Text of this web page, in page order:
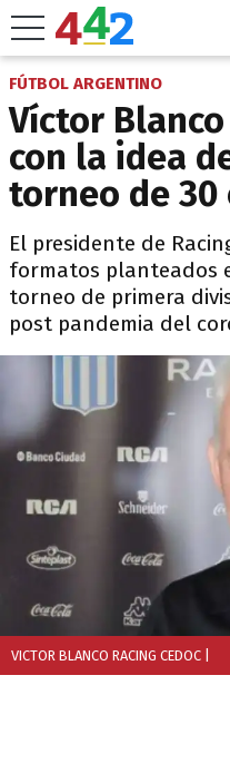
FÚTBOL ARGENTINO
Víctor
con la idea
torneo de 30
El presidente de
formatos planteados
torneo de primera
post pandemia del
VICTOR BLANCO RACING CEDOC